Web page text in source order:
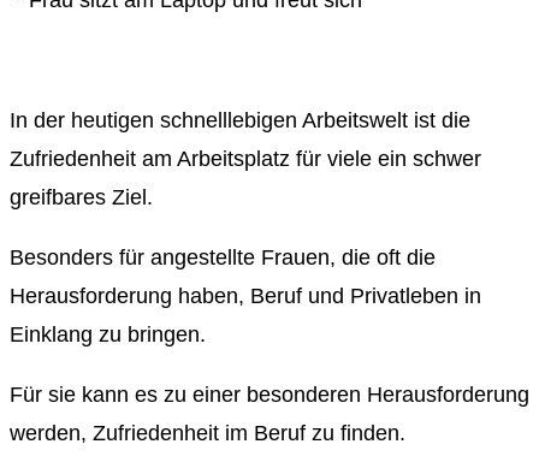
In der heutigen schnelllebigen Arbeitswelt ist die
Zufriedenheit am Arbeitsplatz für viele ein schwer
greifbares Ziel.
Besonders für angestellte Frauen, die oft die
Herausforderung haben, Beruf und Privatleben in
Einklang zu bringen.
Für sie kann es zu einer besonderen Herausforderung
werden, Zufriedenheit im Beruf zu finden.